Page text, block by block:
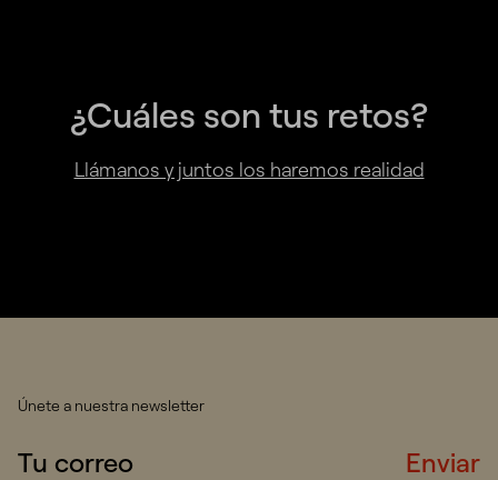
¿Cuáles son tus retos?
Llámanos y juntos los haremos realidad
Únete a nuestra newsletter
Enviar